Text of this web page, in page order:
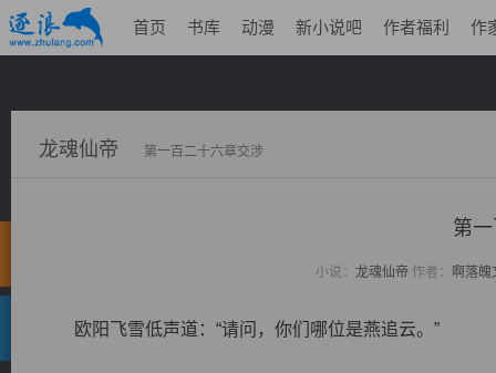
首页 书库 动漫 新小说吧 作者福利 作
龙魂仙帝 第一百二十六章交涉
第
小说： 龙魂仙帝 作者： 啊落魄
欧阳飞雪低声道：“请问，你们哪位是燕追云。”